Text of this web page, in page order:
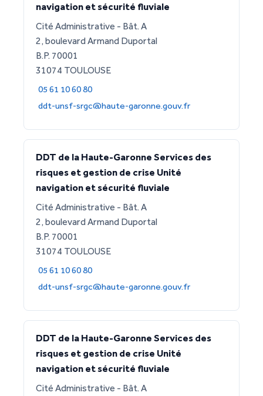
navigation et sécurité fluviale
Cité Administrative - Bât. A
2, boulevard Armand Duportal
B.P. 70001
31074 TOULOUSE
05 61 10 60 80
ddt-unsf-srgc@haute-garonne.gouv.fr
DDT de la Haute-Garonne Services des
risques et gestion de crise Unité
navigation et sécurité fluviale
Cité Administrative - Bât. A
2, boulevard Armand Duportal
B.P. 70001
31074 TOULOUSE
05 61 10 60 80
ddt-unsf-srgc@haute-garonne.gouv.fr
DDT de la Haute-Garonne Services des
risques et gestion de crise Unité
navigation et sécurité fluviale
Cité Administrative - Bât. A